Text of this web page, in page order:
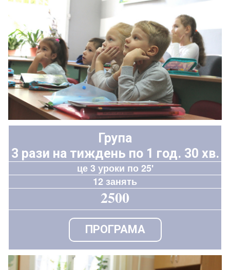
Група
3 рази на тиждень по 1 год. 30 хв.
це 3 уроки по 25'
12 занять
2500
ПРОГРАМА